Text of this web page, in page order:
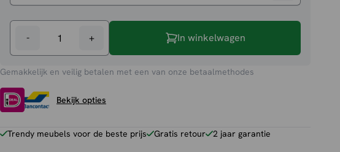
-
Floor
aantal
+ In winkelwagen
Gemakkelijk en veilig betalen met een van onze betaalmethodes
Bekijk opties
Trendy meubels voor de beste prijs Gratis retour 2 jaar garantie